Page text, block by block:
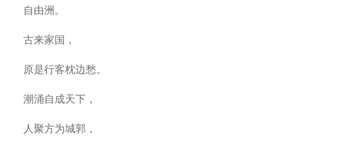
自由洲。
古来家国，
原是行客枕边愁。
潮涌自成天下，
人聚方为城郭，